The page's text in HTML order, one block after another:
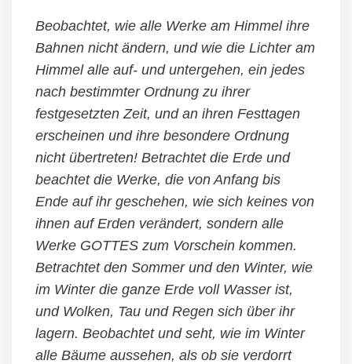
Beobachtet, wie alle Werke am Himmel ihre
Bahnen nicht ändern, und wie die Lichter am
Himmel alle auf- und untergehen, ein jedes
nach bestimmter Ordnung zu ihrer
festgesetzten Zeit, und an ihren Festtagen
erscheinen und ihre besondere Ordnung
nicht übertreten! Betrachtet die Erde und
beachtet die Werke, die von Anfang bis
Ende auf ihr geschehen, wie sich keines von
ihnen auf Erden verändert, sondern alle
Werke GOTTES zum Vorschein kommen.
Betrachtet den Sommer und den Winter, wie
im Winter die ganze Erde voll Wasser ist,
und Wolken, Tau und Regen sich über ihr
lagern. Beobachtet und seht, wie im Winter
alle Bäume aussehen, als ob sie verdorrt